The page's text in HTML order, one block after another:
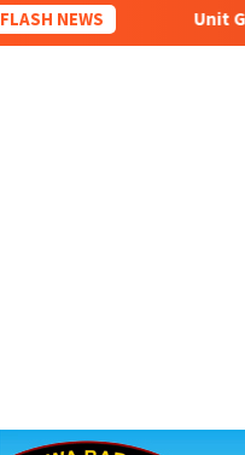
FLASH NEWS
Unit Gatur Satlantas